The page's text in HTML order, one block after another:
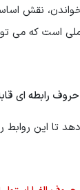
نقش
است که می
رابطه ای
تا این روابط